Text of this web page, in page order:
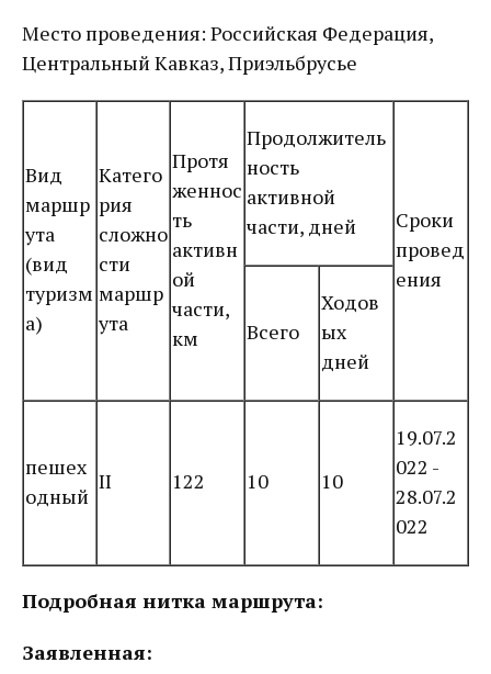
Место проведения: Российская Федерация,
Центральный Кавказ, Приэльбрусье
Вид
маршр
ута
(вид
туризм
а)
Катего
рия
сложно
сти
маршр
ута
Протя
женнос
ть
активн
ой
части,
км
Продолжитель
ность
активной
части, дней
Сроки
провед
ения
Всего
Ходов
ых
дней
пешех
одный
II 122 10 10
19.07.2
022 -
28.07.2
022
Подробная нитка маршрута:
Заявленная: